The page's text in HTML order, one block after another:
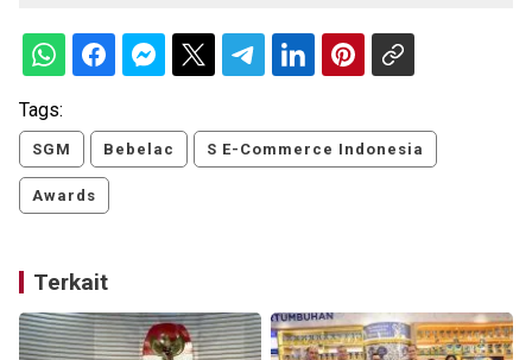
Tags:
SGM Bebelac S E-Commerce Indonesia
Awards
Terkait